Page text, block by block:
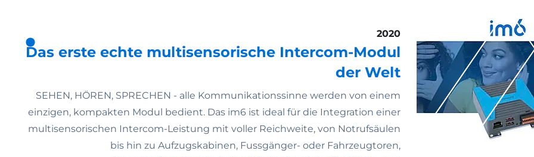
2020
Das erste echte multisensorische Intercom-Modul
der Welt
SEHEN, HÖREN, SPRECHEN - alle Kommunikationssinne werden von einem
einzigen, kompakten Modul bedient. Das im6 ist ideal für die Integration einer
multisensorischen Intercom-Leistung mit voller Reichweite, von Notrufsäulen
bis hin zu Aufzugskabinen, Fussgänger- oder Fahrzeugtoren,